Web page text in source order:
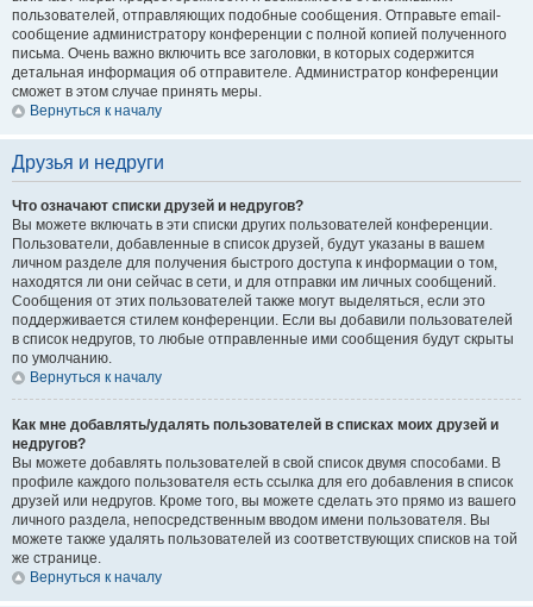
пользователей, отправляющих подобные сообщения. Отправьте email-
сообщение администратору конференции с полной копией полученного
письма. Очень важно включить все заголовки, в которых содержится
детальная информация об отправителе. Администратор конференции
сможет в этом случае принять меры.
Вернуться к началу
Друзья и недруги
Что означают списки друзей и недругов?
Вы можете включать в эти списки других пользователей конференции.
Пользователи, добавленные в список друзей, будут указаны в вашем
личном разделе для получения быстрого доступа к информации о том,
находятся ли они сейчас в сети, и для отправки им личных сообщений.
Сообщения от этих пользователей также могут выделяться, если это
поддерживается стилем конференции. Если вы добавили пользователей
в список недругов, то любые отправленные ими сообщения будут скрыты
по умолчанию.
Вернуться к началу
Как мне добавлять/удалять пользователей в списках моих друзей и
недругов?
Вы можете добавлять пользователей в свой список двумя способами. В
профиле каждого пользователя есть ссылка для его добавления в список
друзей или недругов. Кроме того, вы можете сделать это прямо из вашего
личного раздела, непосредственным вводом имени пользователя. Вы
можете также удалять пользователей из соответствующих списков на той
же странице.
Вернуться к началу